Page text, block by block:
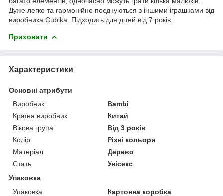
Дуже легко та гармонійно поєднуються з іншими іграшками від
виробника Cubika. Підходить для дітей від 7 років.
Приховати
Характеристики
Основні атрибути
Виробник
Bambi
Країна виробник
Китай
Вікова група
Від 3 років
Колір
Різні кольори
Матеріал
Дерево
Стать
Унісекс
Упаковка
Упаковка
Картонна коробка